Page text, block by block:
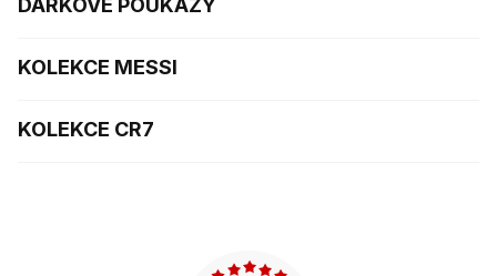
DÁRKOVÉ POUKAZY
KOLEKCE MESSI
KOLEKCE CR7